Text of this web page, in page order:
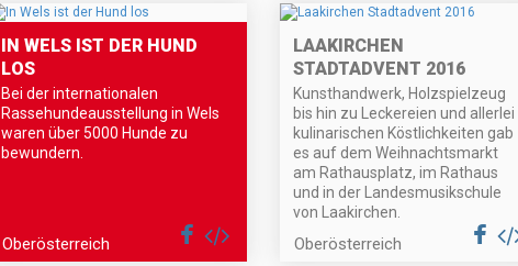
IN WELS IST DER HUND
LOS
Bei der internationalen
Rassehundeausstellung in Wels
waren über 5000 Hunde zu
bewundern.
Oberösterreich
LAAKIRCHEN
STADTADVENT 2016
Kunsthandwerk, Holzspielzeug
bis hin zu Leckereien und allerlei
kulinarischen Köstlichkeiten gab
es auf dem Weihnachtsmarkt
am Rathausplatz, im Rathaus
und in der Landesmusikschule
von Laakirchen.
Oberösterreich